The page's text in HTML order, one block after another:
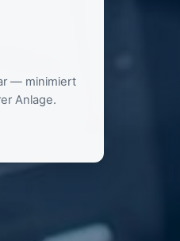
— minimiert
Anlage.